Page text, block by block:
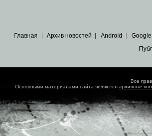
Главная Архив новостей Android Google
Все
Основными материалами сайта являются архивные